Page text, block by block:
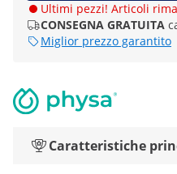
Ultimi pezzi! Articoli
CONSEGNA GRATUITA
Miglior prezzo garantito
Caratteristiche